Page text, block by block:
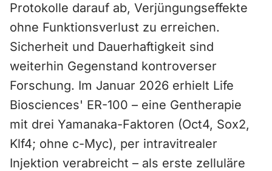
Protokolle darauf ab, Verjüngungseffekte
ohne Funktionsverlust zu erreichen.
Sicherheit und Dauerhaftigkeit sind
weiterhin Gegenstand kontroverser
Forschung. Im Januar 2026 erhielt Life
Biosciences' ER-100 – eine Gentherapie
mit drei Yamanaka-Faktoren (Oct4, Sox2,
Klf4; ohne c-Myc), per intravitrealer
Injektion verabreicht – als erste zelluläre